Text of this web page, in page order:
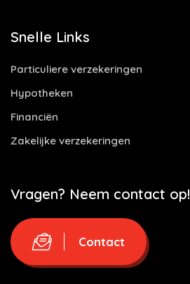
Snelle Links
Particuliere verzekeringen
Hypotheken
Financiën
Zakelijke verzekeringen
Vragen? Neem contact op!
Contact